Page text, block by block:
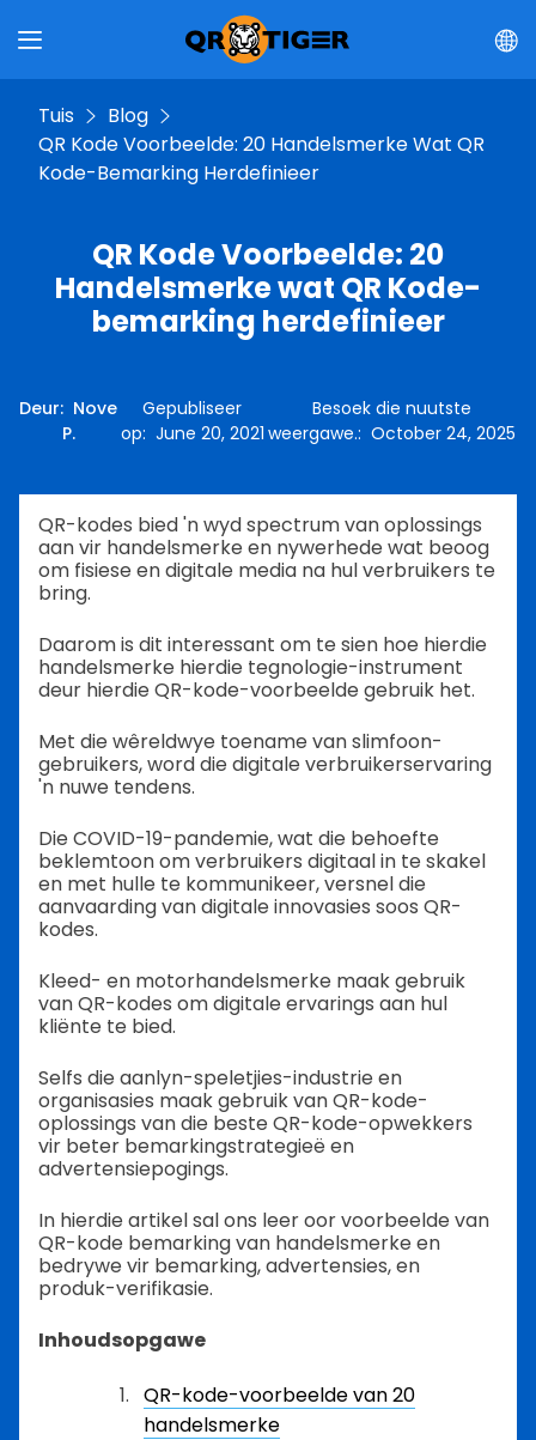
Tuis
Blog
QR Kode Voorbeelde: 20 Handelsmerke Wat QR
Kode-Bemarking Herdefinieer
QR Kode Voorbeelde: 20
Handelsmerke wat QR Kode-
bemarking herdefinieer
Deur: Nove
P.
Gepubliseer
op: June 20, 2021
Besoek die nuutste
weergawe.:October 24, 2025
QR-kodes bied 'n wyd spectrum van oplossings
aan vir handelsmerke en nywerhede wat beoog
om fisiese en digitale media na hul verbruikers te
bring.
Daarom is dit interessant om te sien hoe hierdie
handelsmerke hierdie tegnologie-instrument
deur hierdie QR-kode-voorbeelde gebruik het.
Met die wêreldwye toename van slimfoon-
gebruikers, word die digitale verbruikerservaring
'n nuwe tendens.
Die COVID-19-pandemie, wat die behoefte
beklemtoon om verbruikers digitaal in te skakel
en met hulle te kommunikeer, versnel die
aanvaarding van digitale innovasies soos QR-
kodes.
Kleed- en motorhandelsmerke maak gebruik
van QR-kodes om digitale ervarings aan hul
kliënte te bied.
Selfs die aanlyn-speletjies-industrie en
organisasies maak gebruik van QR-kode-
oplossings van die beste QR-kode-opwekkers
vir beter bemarkingstrategieë en
advertensiepogings.
In hierdie artikel sal ons leer oor voorbeelde van
QR-kode bemarking van handelsmerke en
bedrywe vir bemarking, advertensies, en
produk-verifikasie.
Inhoudsopgawe
QR-kode-voorbeelde van 20
handelsmerke